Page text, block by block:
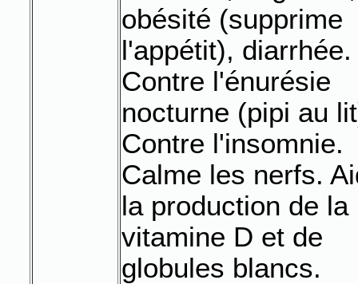
obésité (supprime
l'appétit), diarrhée.
Contre l'énurésie
nocturne (pipi au
Contre l'insomnie.
Calme les nerfs.
la production de la
vitamine D et de
globules blancs.